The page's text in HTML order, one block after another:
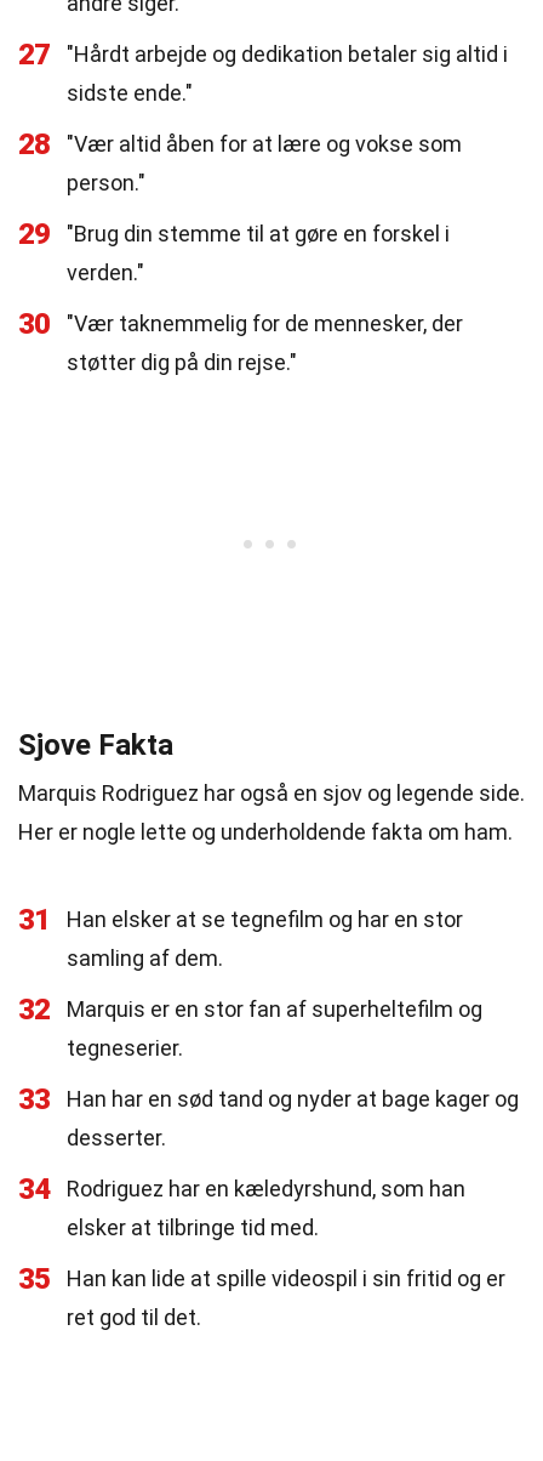
27
"Hårdt arbejde og dedikation betaler sig altid i
sidste ende."
28
"Vær altid åben for at lære og vokse som
person."
29
"Brug din stemme til at gøre en forskel i
verden."
30
"Vær taknemmelig for de mennesker, der
støtter dig på din rejse."
Sjove Fakta
Marquis Rodriguez har også en sjov og legende side.
Her er nogle lette og underholdende fakta om ham.
31
Han elsker at se tegnefilm og har en stor
samling af dem.
32
Marquis er en stor fan af superheltefilm og
tegneserier.
33
Han har en sød tand og nyder at bage kager og
desserter.
34
Rodriguez har en kæledyrshund, som han
elsker at tilbringe tid med.
35
Han kan lide at spille videospil i sin fritid og er
ret god til det.